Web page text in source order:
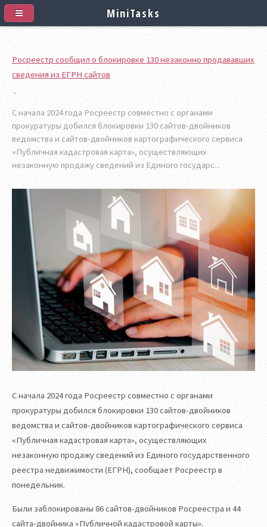
Росреестр сообщил о блокировке 130 незаконно продававших
сведения из ЕГРН сайтов
С начала 2024 года Росреестр совместно с органами
прокуратуры добился блокировки 130 сайтов-двойников
ведомства и сайтов-двойников картографического сервиса
«Публичная кадастровая карта», осуществляющих
незаконную продажу сведений из Единого государс...
С начала 2024 года Росреестр совместно с органами
прокуратуры добился блокировки 130 сайтов-двойников
ведомства и сайтов-двойников картографического сервиса
«Публичная кадастровая карта», осуществляющих
незаконную продажу сведений из Единого государственного
реестра недвижимости (ЕГРН), сообщает Росреестр в
понедельник.
Были заблокированы 86 сайтов-двойников Росреестра и 44
сайта-двойника «Публичной кадастровой карты».
MiniTasks